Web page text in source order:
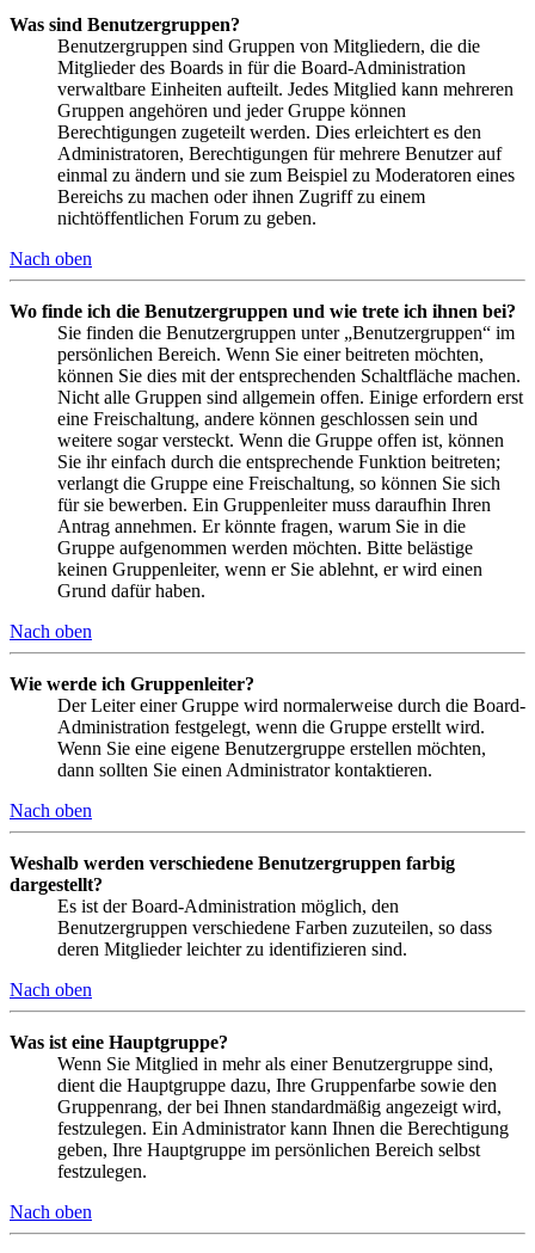
Was sind Benutzergruppen?
Benutzergruppen sind Gruppen von Mitgliedern, die die
Mitglieder des Boards in für die Board-Administration
verwaltbare Einheiten aufteilt. Jedes Mitglied kann mehreren
Gruppen angehören und jeder Gruppe können
Berechtigungen zugeteilt werden. Dies erleichtert es den
Administratoren, Berechtigungen für mehrere Benutzer auf
einmal zu ändern und sie zum Beispiel zu Moderatoren eines
Bereichs zu machen oder ihnen Zugriff zu einem
nichtöffentlichen Forum zu geben.
Nach oben
Wo finde ich die Benutzergruppen und wie trete ich ihnen bei?
Sie finden die Benutzergruppen unter „Benutzergruppen“ im
persönlichen Bereich. Wenn Sie einer beitreten möchten,
können Sie dies mit der entsprechenden Schaltfläche machen.
Nicht alle Gruppen sind allgemein offen. Einige erfordern erst
eine Freischaltung, andere können geschlossen sein und
weitere sogar versteckt. Wenn die Gruppe offen ist, können
Sie ihr einfach durch die entsprechende Funktion beitreten;
verlangt die Gruppe eine Freischaltung, so können Sie sich
für sie bewerben. Ein Gruppenleiter muss daraufhin Ihren
Antrag annehmen. Er könnte fragen, warum Sie in die
Gruppe aufgenommen werden möchten. Bitte belästige
keinen Gruppenleiter, wenn er Sie ablehnt, er wird einen
Grund dafür haben.
Nach oben
Wie werde ich Gruppenleiter?
Der Leiter einer Gruppe wird normalerweise durch die Board-
Administration festgelegt, wenn die Gruppe erstellt wird.
Wenn Sie eine eigene Benutzergruppe erstellen möchten,
dann sollten Sie einen Administrator kontaktieren.
Nach oben
Weshalb werden verschiedene Benutzergruppen farbig
dargestellt?
Es ist der Board-Administration möglich, den
Benutzergruppen verschiedene Farben zuzuteilen, so dass
deren Mitglieder leichter zu identifizieren sind.
Nach oben
Was ist eine Hauptgruppe?
Wenn Sie Mitglied in mehr als einer Benutzergruppe sind,
dient die Hauptgruppe dazu, Ihre Gruppenfarbe sowie den
Gruppenrang, der bei Ihnen standardmäßig angezeigt wird,
festzulegen. Ein Administrator kann Ihnen die Berechtigung
geben, Ihre Hauptgruppe im persönlichen Bereich selbst
festzulegen.
Nach oben